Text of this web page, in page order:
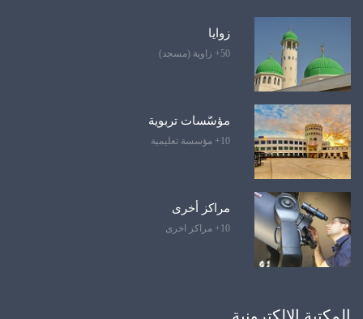
زوايا
50+ زاوية (مسجد)
مؤسّسات تربوية
10+ مؤسسة تعليمية
مراكز أخرى
10+ مراكز اخرى